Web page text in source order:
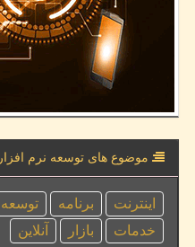
موضوع های توسعه نرم افزار
اینترنت برنامه توسعه
خدمات
بازار آنلاین